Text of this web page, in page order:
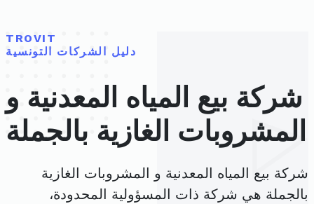
TROVIT
دليل الشركات التونسية
شركة بيع المياه المعدنية و
المشروبات الغازية بالجملة
شركة بيع المياه المعدنية و المشروبات الغازية
بالجملة هي شركة ذات المسؤولية المحدودة،